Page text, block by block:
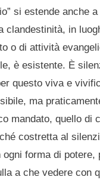
si estende anche
clandestinità, in
o di attività
è esistente. È
questo viva e
ma
mandato, quello di
costretta al
forma di
a che vedere con